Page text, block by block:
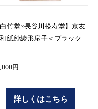
白竹堂×長谷川松寿堂】京友
紙紗綾形扇子＜ブラック
円
詳しくはこちら